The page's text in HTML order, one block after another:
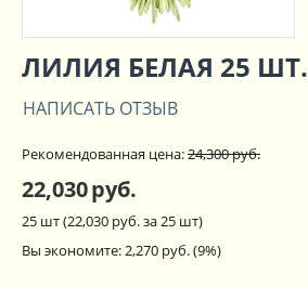
ЛИЛИЯ БЕЛАЯ 25 ШТ.
НАПИСАТЬ ОТЗЫВ
Рекомендованная цена:24,300руб.
22,030руб.
25 шт (22,030 руб. за 25 шт)
Вы экономите:2,270 руб.(9%)